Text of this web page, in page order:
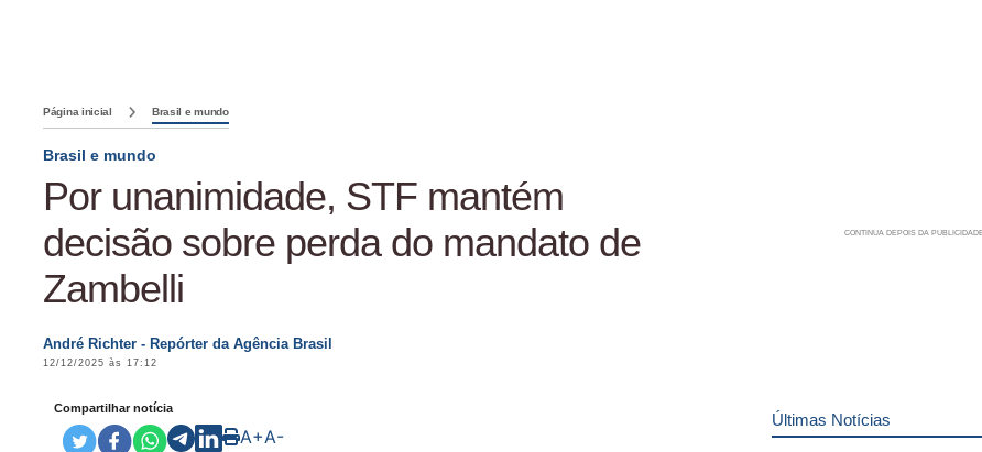
Página inicial Brasil e mundo
Brasil e mundo
Por unanimidade, STF mantém
decisão sobre perda do mandato de
Zambelli
André Richter - Repórter da Agência Brasil
12/12/2025 às 17:12
Compartilhar notícia
A+A-
Últimas Notícias